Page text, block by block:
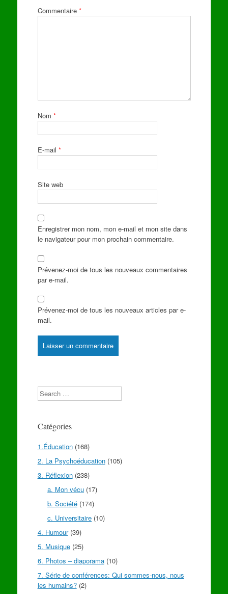
Commentaire *
Nom *
E-mail *
Site web
Enregistrer mon nom, mon e-mail et mon site dans
le navigateur pour mon prochain commentaire.
Prévenez-moi de tous les nouveaux commentaires
par e-mail.
Prévenez-moi de tous les nouveaux articles par e-
mail.
Search
Catégories
1.Éducation(168)
2. La Psychoéducation(105)
3. Réflexion(238)
a. Mon vécu (17)
b. Société (174)
c. Universitaire (10)
4. Humour(39)
5. Musique(25)
6. Photos – diaporama(10)
7. Série de conférences: Qui sommes-nous, nous
les humains?(2)